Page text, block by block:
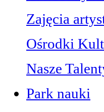
Zajęcia
Ośrodki
Nasze
Park nauki